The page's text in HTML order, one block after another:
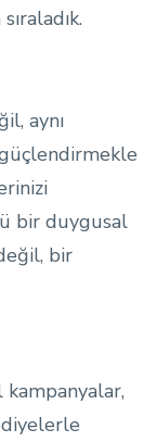
aynı
bir duygusal
bir
kampanyalar,